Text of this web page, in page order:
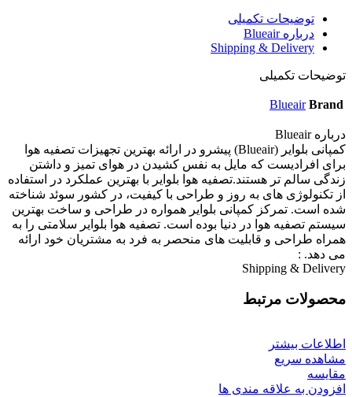
توضیحات تکمیلی
درباره Blueair
Shipping & Delivery
توضیحات تکمیلی
Brand
Blueair
درباره Blueair
کمپانی بلوایر (Blueair) پیشرو در ارائه بهترین تجهیزات تصفیه هوا
برای افرادیست که مایل به نفس کشیدن در هوای تمیز و داشتن
زندگی سالم تر هستند.تصفیه هوا بلوایر با بهترین عملکرد در استفاده
از تکنولوژی های به روز و طراحی با کیفیت، در کشور سوئد شناخته
شده است. تمرکز کمپانی بلوایر همواره در طراحی و ساخت بهترین
سیستم تصفیه هوا در دنیا بوده است. تصفیه هوا بلوایر سلامتی را به
همراه طراحی و قابلیت های منحصر به فرد به مشتریان خود ارائه
می دهد. :
Shipping & Delivery
محصولات مرتبط
اطلاعات بیشتر
مشاهده سریع
مقایسه
افزودن به علاقه مندی ها